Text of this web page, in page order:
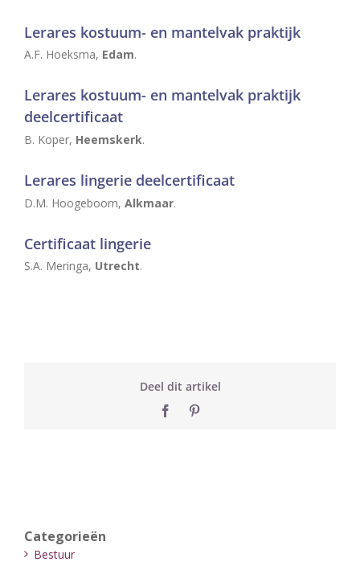
Lerares kostuum- en mantelvak praktijk
A.F. Hoeksma, Edam.
Lerares kostuum- en mantelvak praktijk
deelcertificaat
B. Koper, Heemskerk.
Lerares lingerie deelcertificaat
D.M. Hoogeboom, Alkmaar.
Certificaat lingerie
S.A. Meringa, Utrecht.
Deel dit artikel
Facebook
Categorieën
Bestuur